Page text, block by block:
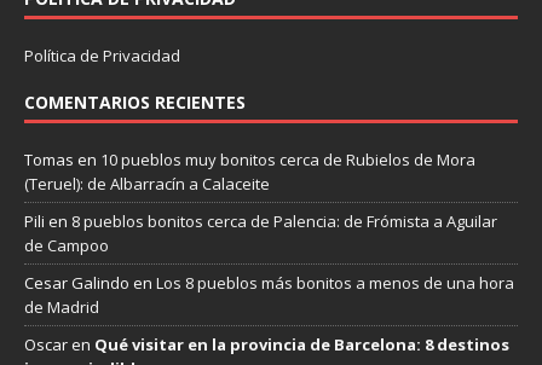
Política de Privacidad
COMENTARIOS RECIENTES
Tomas en 10 pueblos muy bonitos cerca de Rubielos de Mora
(Teruel): de Albarracín a Calaceite
Pili en 8 pueblos bonitos cerca de Palencia: de Frómista a Aguilar
de Campoo
Cesar Galindo en Los 8 pueblos más bonitos a menos de una hora
de Madrid
Oscaren Qué visitar en la provincia de Barcelona: 8 destinos